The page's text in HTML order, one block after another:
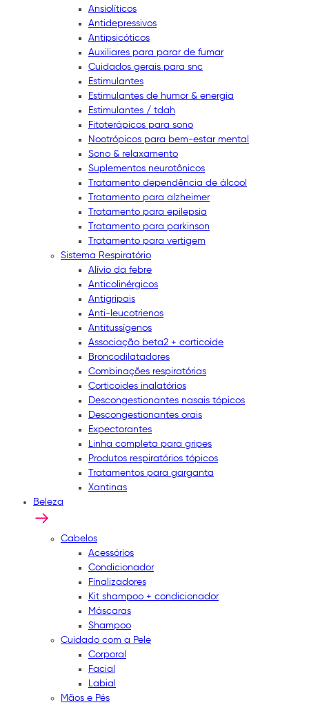
Ansiolíticos
Antidepressivos
Antipsicóticos
Auxiliares para parar de fumar
Cuidados gerais para snc
Estimulantes
Estimulantes de humor & energia
Estimulantes / tdah
Fitoterápicos para sono
Nootrópicos para bem-estar mental
Sono & relaxamento
Suplementos neurotônicos
Tratamento dependência de álcool
Tratamento para alzheimer
Tratamento para epilepsia
Tratamento para parkinson
Tratamento para vertigem
Sistema Respiratório
Alívio da febre
Anticolinérgicos
Antigripais
Anti-leucotrienos
Antitussígenos
Associação beta2 + corticoide
Broncodilatadores
Combinações respiratórias
Corticoides inalatórios
Descongestionantes nasais tópicos
Descongestionantes orais
Expectorantes
Linha completa para gripes
Produtos respiratórios tópicos
Tratamentos para garganta
Xantinas
Beleza
Cabelos
Acessórios
Condicionador
Finalizadores
Kit shampoo + condicionador
Máscaras
Shampoo
Cuidado com a Pele
Corporal
Facial
Labial
Mãos e Pés